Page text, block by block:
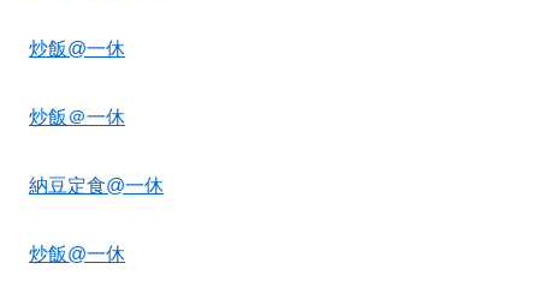
炒飯@一休
炒飯＠一休
納豆定食@一休
炒飯@一休